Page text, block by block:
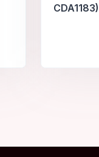
CDA1183)